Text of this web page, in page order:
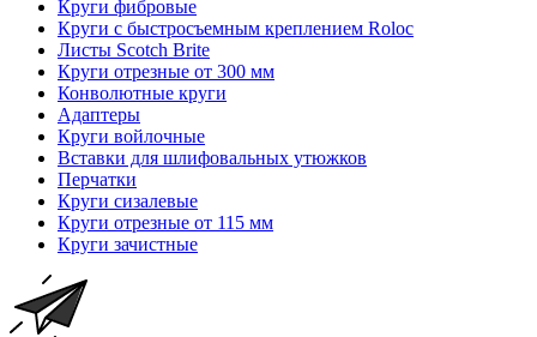
Круги фибровые
Круги с быстросъемным креплением Roloc
Листы Scotch Brite
Круги отрезные от 300 мм
Конволютные круги
Адаптеры
Круги войлочные
Вставки для шлифовальных утюжков
Перчатки
Круги сизалевые
Круги отрезные от 115 мм
Круги зачистные